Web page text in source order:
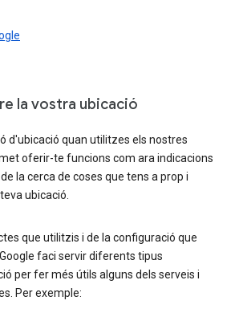
la vostra ubicació
d'ubicació quan utilitzes els nostres
oferir-te funcions com ara indicacions
la cerca de coses que tens a prop i
ubicació.
que utilitzis i de la configuració que
faci servir diferents tipus
per fer més útils alguns dels serveis i
Per exemple: